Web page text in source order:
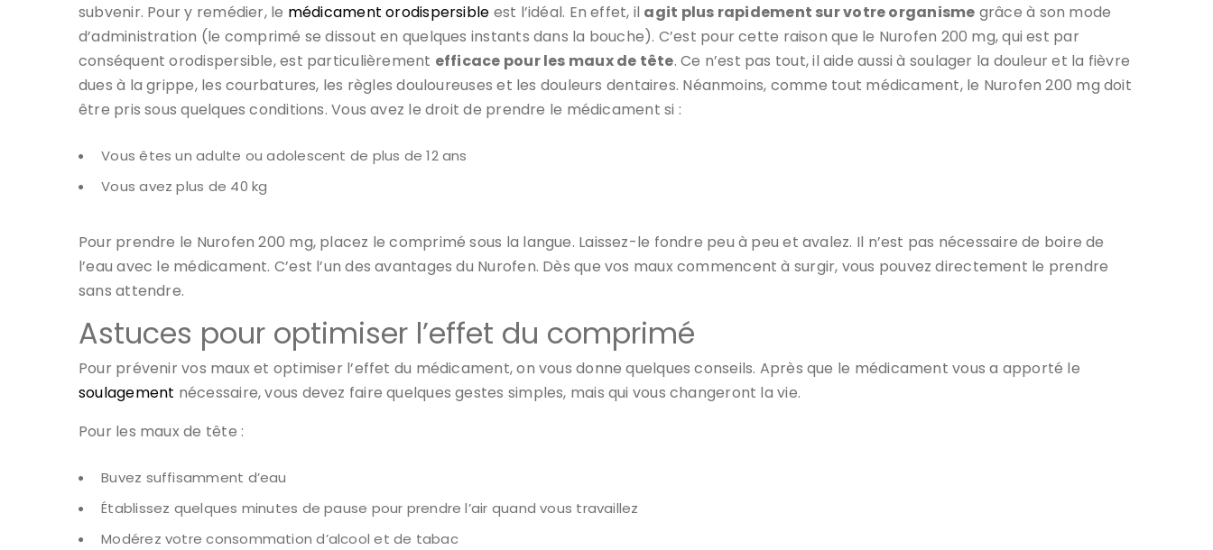
subvenir. Pour y remédier, le médicament orodispersible est l’idéal. En effet, il agit plus rapidement sur votre organisme grâce à son mode
d’administration (le comprimé se dissout en quelques instants dans la bouche). C’est pour cette raison que le Nurofen 200 mg, qui est par
conséquent orodispersible, est particulièrement efficace pour les maux de tête. Ce n’est pas tout, il aide aussi à soulager la douleur et la fièvre
dues à la grippe, les courbatures, les règles douloureuses et les douleurs dentaires. Néanmoins, comme tout médicament, le Nurofen 200 mg doit
être pris sous quelques conditions. Vous avez le droit de prendre le médicament si :
Vous êtes un adulte ou adolescent de plus de 12 ans
Vous avez plus de 40 kg
Pour prendre le Nurofen 200 mg, placez le comprimé sous la langue. Laissez-le fondre peu à peu et avalez. Il n’est pas nécessaire de boire de
l’eau avec le médicament. C’est l’un des avantages du Nurofen. Dès que vos maux commencent à surgir, vous pouvez directement le prendre
sans attendre.
Astuces pour optimiser l’effet du comprimé
Pour prévenir vos maux et optimiser l’effet du médicament, on vous donne quelques conseils. Après que le médicament vous a apporté le
soulagement nécessaire, vous devez faire quelques gestes simples, mais qui vous changeront la vie.
Pour les maux de tête :
Buvez suffisamment d’eau
Établissez quelques minutes de pause pour prendre l’air quand vous travaillez
Modérez votre consommation d’alcool et de tabac